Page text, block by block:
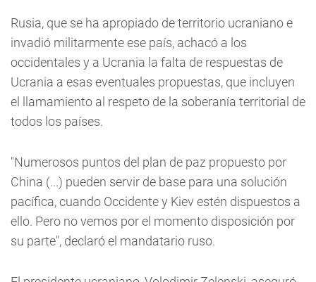
Rusia, que se ha apropiado de territorio ucraniano e
invadió militarmente ese país, achacó a los
occidentales y a Ucrania la falta de respuestas de
Ucrania a esas eventuales propuestas, que incluyen
el llamamiento al respeto de la soberanía territorial de
todos los países.
"Numerosos puntos del plan de paz propuesto por
China (...) pueden servir de base para una solución
pacífica, cuando Occidente y Kiev estén dispuestos a
ello. Pero no vemos por el momento disposición por
su parte", declaró el mandatario ruso.